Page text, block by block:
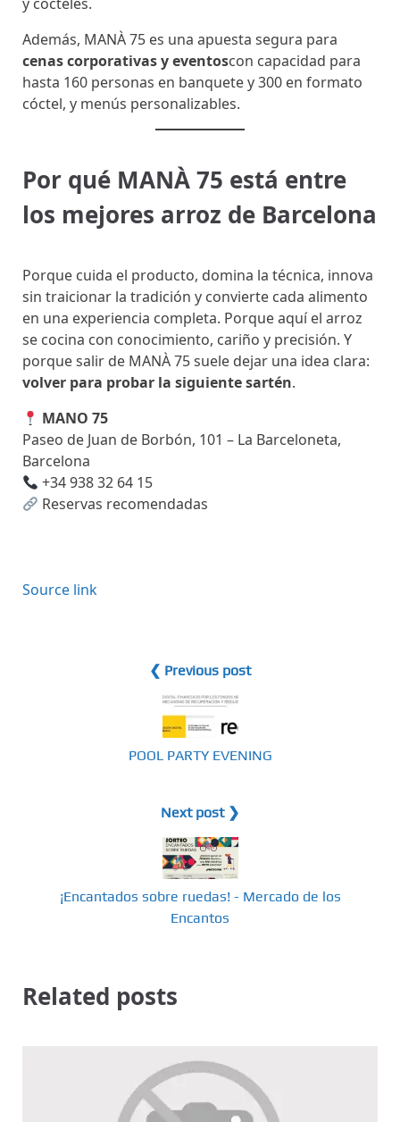
y cócteles.
Además, MANÀ 75 es una apuesta segura para
cenas corporativas y eventoscon capacidad para
hasta 160 personas en banquete y 300 en formato
cóctel, y menús personalizables.
Por qué MANÀ 75 está entre
los mejores arroz de Barcelona
Porque cuida el producto, domina la técnica, innova
sin traicionar la tradición y convierte cada alimento
en una experiencia completa. Porque aquí el arroz
se cocina con conocimiento, cariño y precisión. Y
porque salir de MANÀ 75 suele dejar una idea clara:
volver para probar la siguiente sartén.
MANO 75
Paseo de Juan de Borbón, 101 – La Barceloneta,
Barcelona
+34 938 32 64 15
Reservas recomendadas
Source link
❮ Previous post
POOL PARTY EVENING
Next post ❯
¡Encantados sobre ruedas! - Mercado de los
Encantos
Related posts